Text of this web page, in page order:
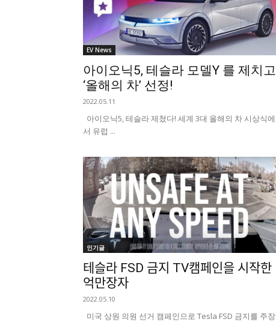
EV News
아이오닉5, 테슬라 모델Y 를 제치고
‘올해의 차’ 선정!
2022.05.11
아이오닉5, 테슬라 제쳤다! 세계 3대 올해의 차 시상식에
서 유럽 ...
인기글
테슬라 FSD 금지 TV캠페인을 시작한
억만장자
2022.05.10
미국 상원 의원 선거 캠페인으로 Tesla FSD 금지를 주장